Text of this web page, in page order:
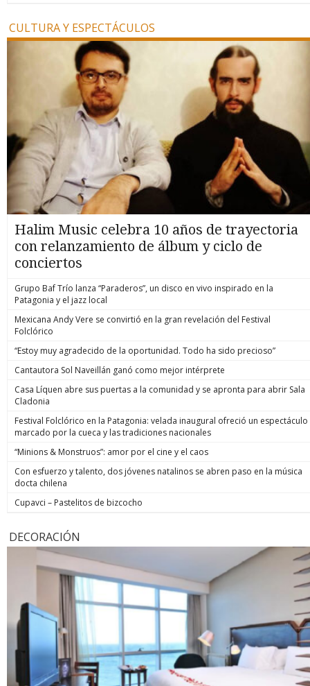
CULTURA Y ESPECTÁCULOS
Halim Music celebra 10 años de trayectoria
con relanzamiento de álbum y ciclo de
conciertos
Grupo Baf Trío lanza “Paraderos”, un disco en vivo inspirado en la
Patagonia y el jazz local
Mexicana Andy Vere se convirtió en la gran revelación del Festival
Folclórico
“Estoy muy agradecido de la oportunidad. Todo ha sido precioso”
Cantautora Sol Naveillán ganó como mejor intérprete
Casa Líquen abre sus puertas a la comunidad y se apronta para abrir Sala
Cladonia
Festival Folclórico en la Patagonia: velada inaugural ofreció un espectáculo
marcado por la cueca y las tradiciones nacionales
“Minions & Monstruos”: amor por el cine y el caos
Con esfuerzo y talento, dos jóvenes natalinos se abren paso en la música
docta chilena
Cupavci – Pastelitos de bizcocho
DECORACIÓN